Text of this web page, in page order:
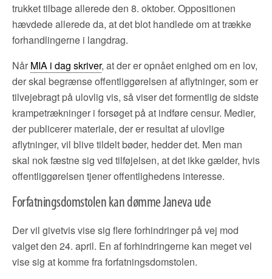
trukket tilbage allerede den 8. oktober. Oppositionen
hævdede allerede da, at det blot handlede om at trække
forhandlingerne i langdrag.
Når MIA i dag skriver, at der er opnået enighed om en lov,
der skal begrænse offentliggørelsen af aflytninger, som er
tilvejebragt på ulovlig vis, så viser det formentlig de sidste
krampetrækninger i forsøget på at indføre censur. Medier,
der publicerer materiale, der er resultat af ulovlige
aflytninger, vil blive tildelt bøder, hedder det. Men man
skal nok fæstne sig ved tilføjelsen, at det ikke gælder, hvis
offentliggørelsen tjener offentlighedens interesse.
Forfatningsdomstolen kan dømme Janeva ude
Der vil givetvis vise sig flere forhindringer på vej mod
valget den 24. april. En af forhindringerne kan meget vel
vise sig at komme fra forfatningsdomstolen.